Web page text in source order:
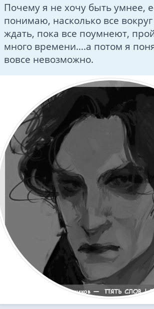
Почему я не хочу быть умнее,
понимаю, насколько все
ждать, пока все поумнеют,
много времени….а потом я
вовсе невозможно.